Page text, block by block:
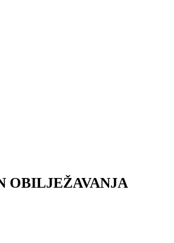
OBILJEŽAVANJA